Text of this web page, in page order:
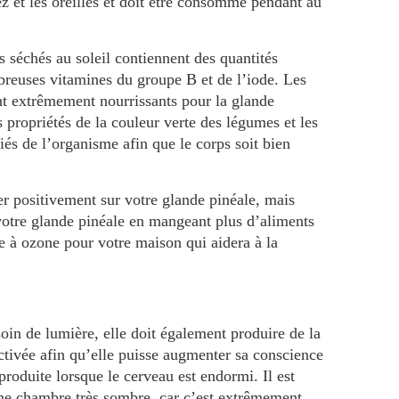
séchés au soleil contiennent des quantités
vitamines du groupe B et de l’iode. Les
extrêmement nourrissants pour la glande
de la couleur verte des légumes et les
de l’organisme afin que le corps soit bien
positivement sur votre glande pinéale, mais
glande pinéale en mangeant plus d’aliments
à ozone pour votre maison qui aidera à la
de lumière, elle doit également produire de la
afin qu’elle puisse augmenter sa conscience
lorsque le cerveau est endormi. Il est